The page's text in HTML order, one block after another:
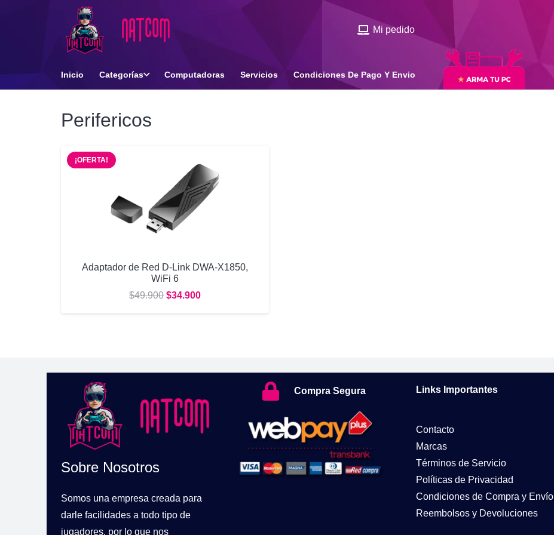
Mi pedido
Inicio Categorías Computadoras Servicios Condiciones De Pago Y Envio
Perifericos
¡OFERTA!
Adaptador de Red D-Link DWA-X1850,
WiFi 6
$49.900 El
precio
$34.900El
precio
Sobre Nosotros
Somos una empresa creada para
darle facilidades a todo tipo de
jugadores, por lo que nos
Compra Segura Links Importantes
Contacto
Marcas
Términos de Servicio
Políticas de Privacidad
Condiciones de Compra y Envío
Reembolsos y Devoluciones